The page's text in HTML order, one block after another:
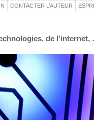
CONTACTER L’AUTEUR
de l'internet,